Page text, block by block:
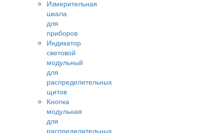
Измерительная
шкала
для
приборов
Индикатор
световой
модульный
для
распределительных
щитов
Кнопка
модульная
для
распределительных